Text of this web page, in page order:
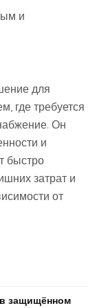
и
для
где требуется
Он
и
быстро
затрат и
от
защищённом